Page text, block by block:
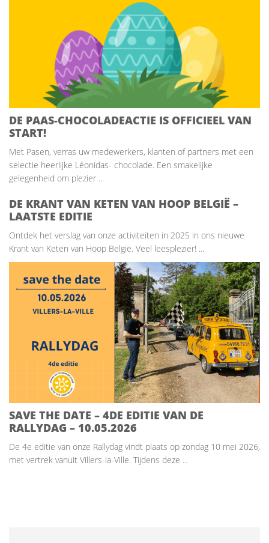
DE PAAS-CHOCOLADEACTIE IS OFFICIEEL VAN
START!
Met Pasen, verras uw medewerkers, klanten of partners met een
selectie heerlijke Léonidas- chocolade. Een smakelijke
gelegenheid om plezier ...
DE KRANT VAN KETEN VAN HOOP BELGIË –
LAATSTE EDITIE
Ontdek het verslag van onze activiteiten in 2025 in ons nieuwe
Krant van Keten van Hoop België. Veel leesplezier! ...
SAVE THE DATE – 4DE EDITIE VAN DE
RALLYDAG – 10.05.2026
De 4e editie van onze Rallydag vindt plaats op zondag 10 mei 2026,
met vertrek vanuit Villers-la-Ville. Tijdens deze ...